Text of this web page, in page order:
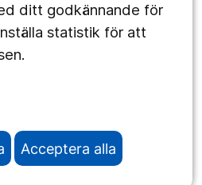
ditt godkännande för
statistik för att
Acceptera alla